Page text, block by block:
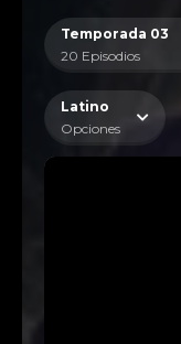
Temporada 03
20 Episodios
Latino
Opciones